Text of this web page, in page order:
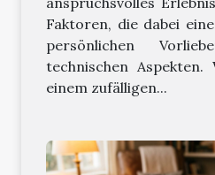
Faktoren, die dabei
persönlichen
technischen
einem zufälligen...